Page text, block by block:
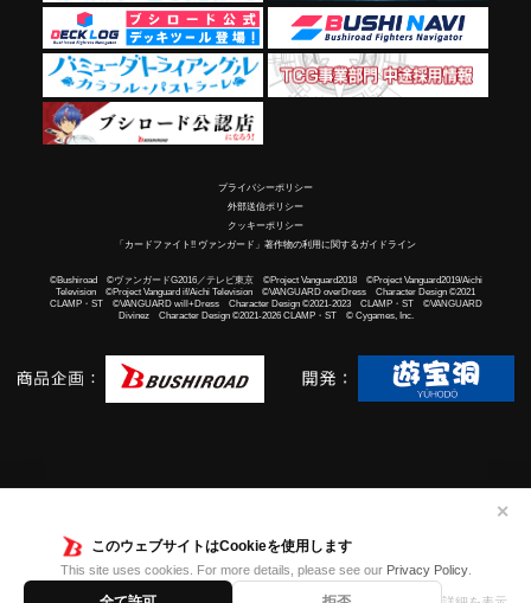
このウェブサイトはCookieを使用します
This site uses cookies. For more details, please see our Privacy Policy.
✕
プライバシーポリシー
外部送信ポリシー
クッキーポリシー
「カードファイト!! ヴァンガード」著作物の利用に関するガイドライン
©Bushiroad ©ヴァンガードG2016／テレビ東京 ©Project Vanguard2018 ©Project Vanguard2019/Aichi
Television ©Project Vanguard if/Aichi Television ©VANGUARD overDress Character Design ©2021
CLAMP・ST ©VANGUARD will+Dress Character Design ©2021-2023 CLAMP・ST ©VANGUARD
Divinez Character Design ©2021-2026 CLAMP・ST © Cygames, Inc.